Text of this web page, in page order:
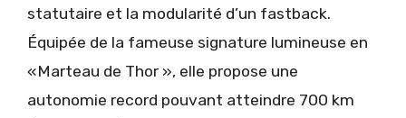
statutaire et la modularité d’un fastback.
Équipée de la fameuse signature lumineuse en
«Marteau de Thor », elle propose une
autonomie record pouvant atteindre 700 km